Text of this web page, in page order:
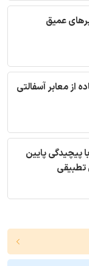
عمیق
از معابر آسفالتی
ترجمه مقاله آشکارساز مختلط QRS با پیچیدگی پایین
تطبیقی